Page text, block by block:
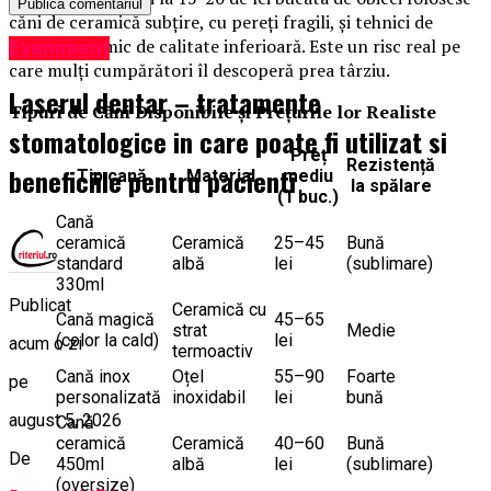
căni de ceramică subțire, cu pereți fragili, și tehnici de
transfer termic de calitate inferioară. Este un risc real pe
care mulți cumpărători îl descoperă prea târziu.
Tipuri de Căni Disponibile și Prețurile lor Realiste
Tip cană Material
Preț
mediu
(1 buc.)
Rezistență
la spălare
Cană
ceramică
standard
330ml
Ceramică
albă
25–45
lei
Bună
(sublimare)
Cană magică
(color la cald)
Ceramică cu
strat
termoactiv
45–65
lei
Medie
Cană inox
personalizată
Oțel
inoxidabil
55–90
lei
Foarte
bună
Cană
ceramică
450ml
(oversize)
Ceramică
albă
40–60
lei
Bună
(sublimare)
Eveniment
Laserul dentar – tratamente
stomatologice in care poate fi utilizat si
beneficiile pentru pacienti
Publicat
acum o zi
pe
august 5, 2026
De